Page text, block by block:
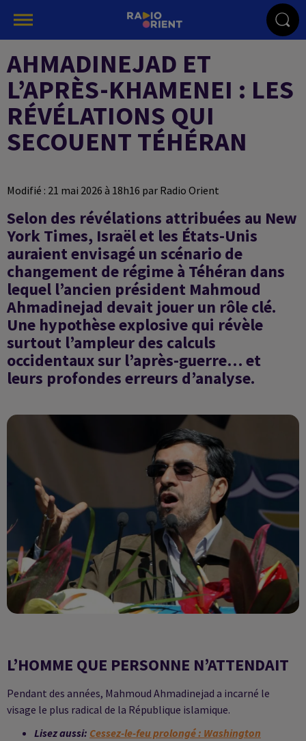
AHMADINEJAD ET
L’APRÈS-KHAMENEI : LES
RÉVÉLATIONS QUI
SECOUENT TÉHÉRAN
Modifié : 21 mai 2026 à 18h16 par Radio Orient
Selon des révélations attribuées au New
York Times, Israël et les États-Unis
auraient envisagé un scénario de
changement de régime à Téhéran dans
lequel l’ancien président Mahmoud
Ahmadinejad devait jouer un rôle clé.
Une hypothèse explosive qui révèle
surtout l’ampleur des calculs
occidentaux sur l’après-guerre… et
leurs profondes erreurs d’analyse.
L’HOMME QUE PERSONNE N’ATTENDAIT
Pendant des années, Mahmoud Ahmadinejad a incarné le
visage le plus radical de la République islamique.
Lisez aussi: Cessez-le-feu prolongé : Washington